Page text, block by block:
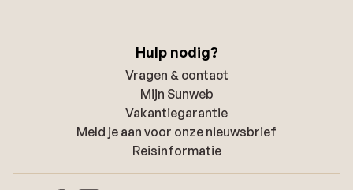
Hulp nodig?
Vragen & contact
Mijn Sunweb
Vakantiegarantie
Meld je aan voor onze nieuwsbrief
Reisinformatie